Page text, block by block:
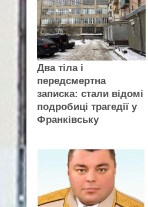
Два тіла і
передсмертна
записка: стали відомі
подробиці трагедії у
Франківську